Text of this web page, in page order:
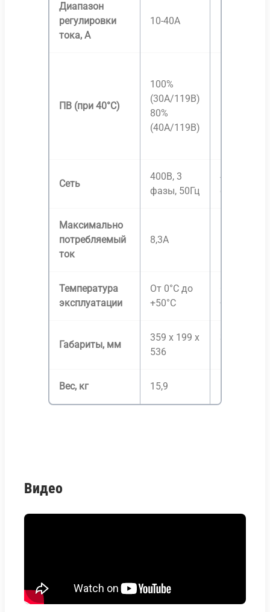
Диапазон
регулировки
тока, А
10-40А
ПВ (при 40°С)
100%
(30А/119В)
80%
(40А/119В)
Сеть
400В, 3
фазы, 50Гц
400В, 3
фазы, 50Гц
Максимально
потребляемый
ток
8,3А
Температура
эксплуатации
От 0°C до
+50°C
+50°C
Габариты, мм
359 х 199 х
536
359 х 199 х
Вес, кг 15,9
Видео